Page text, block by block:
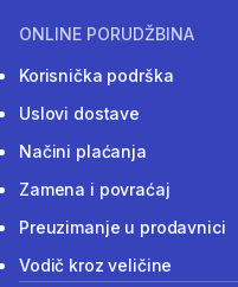
ONLINE PORUDŽBINA
Korisnička podrška
Uslovi dostave
Načini plaćanja
Zamena i povraćaj
Preuzimanje u prodavnici
Vodič kroz veličine